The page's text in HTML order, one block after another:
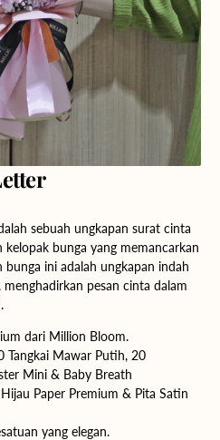
sebuah ungkapan surat cinta
bunga yang memancarkan
bunga ini adalah ungkapan indah
pesan cinta dalam
dari Million Bloom.
Tangkai Mawar Putih, 20
Mini & Baby Breath
Paper Premium & Pita Satin
yang elegan.